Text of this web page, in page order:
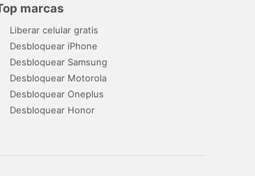
marcas
Liberar celular gratis
Desbloquear iPhone
Desbloquear Samsung
Desbloquear Motorola
Desbloquear Oneplus
Desbloquear Honor